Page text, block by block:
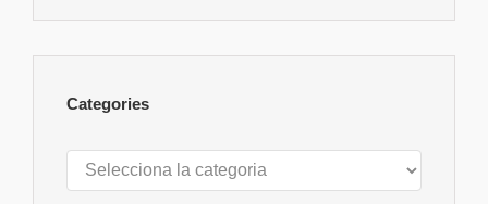
Categories
Categories